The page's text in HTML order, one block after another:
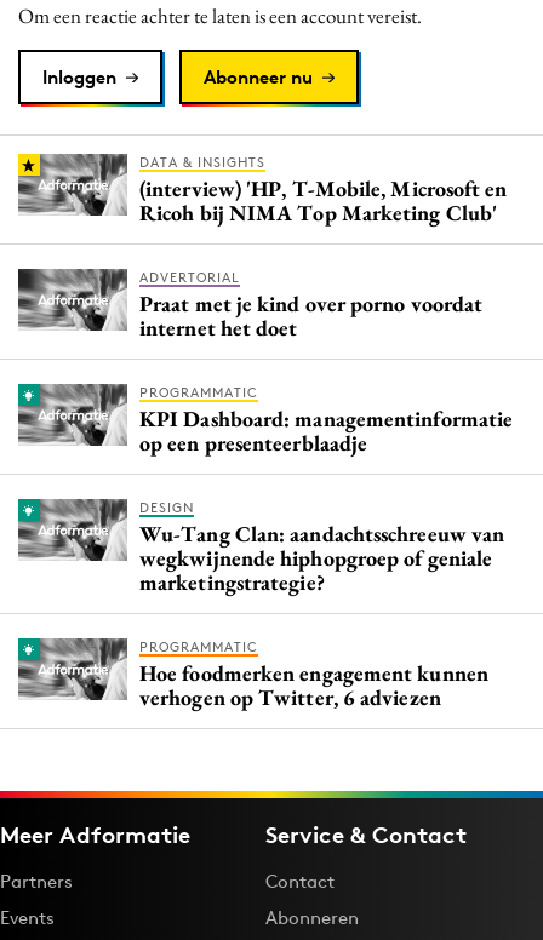
Purpose Marketing
Reputatie & crisis
Om een reactie achter te laten is een account vereist.
Inloggen Abonneer nu
DATA & INSIGHTS
(interview) 'HP, T-Mobile, Microsoft en
Ricoh bij NIMA Top Marketing Club'
ADVERTORIAL
Praat met je kind over porno voordat
internet het doet
PROGRAMMATIC
KPI Dashboard: managementinformatie
op een presenteerblaadje
DESIGN
Wu-Tang Clan: aandachtsschreeuw van
wegkwijnende hiphopgroep of geniale
marketingstrategie?
PROGRAMMATIC
Hoe foodmerken engagement kunnen
verhogen op Twitter, 6 adviezen
Meer Adformatie
Partners
Events
Service & Contact
Contact
Abonneren